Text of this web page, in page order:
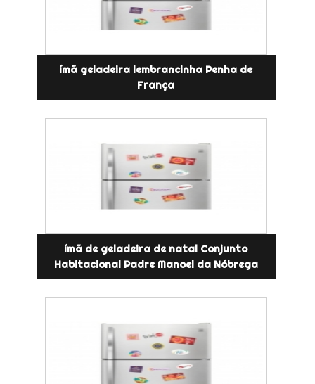
ímã geladeira lembrancinha Penha de
França
ímã de geladeira de natal Conjunto
Habitacional Padre Manoel da Nóbrega